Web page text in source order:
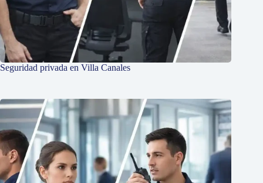
Seguridad privada en Villa Canales